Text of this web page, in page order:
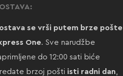
se vrši putem brze pošte
One. Sve narudžbe
do 12:00 sati biće
brzoj pošti isti radni dan,